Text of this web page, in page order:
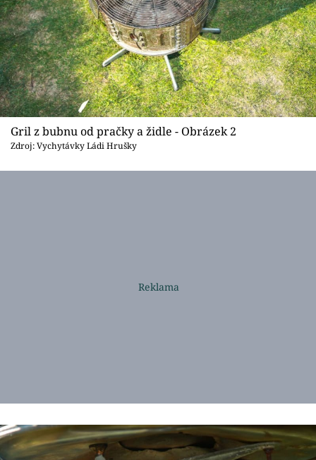
Gril z bubnu od pračky a židle - Obrázek 2
Zdroj: Vychytávky Ládi Hrušky